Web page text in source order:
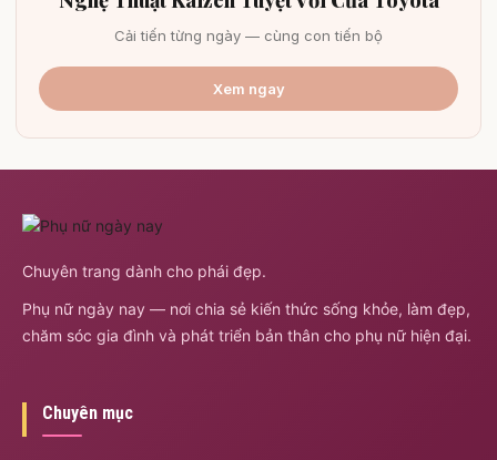
Cải tiến từng ngày — cùng con tiến bộ
Xem ngay
Chuyên trang dành cho phái đẹp.
Phụ nữ ngày nay — nơi chia sẻ kiến thức sống khỏe, làm đẹp,
chăm sóc gia đình và phát triển bản thân cho phụ nữ hiện đại.
Chuyên mục